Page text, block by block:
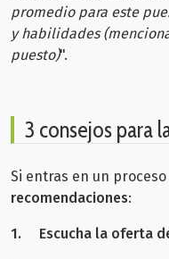
promedio para este
y habilidades
puesto)".
3 consejos para
Si entras en un
recomendaciones:
1. Escucha la oferta